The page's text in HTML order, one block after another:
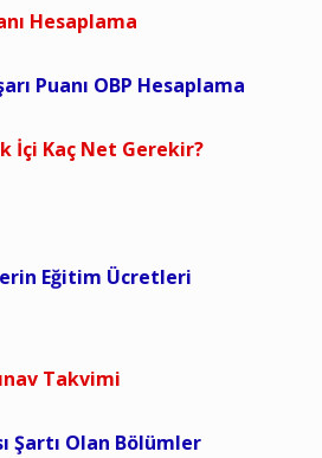
Hesaplama
Puanı OBP Hesaplama
İçi Kaç Net Gerekir?
Eğitim Ücretleri
Takvimi
Şartı Olan Bölümler